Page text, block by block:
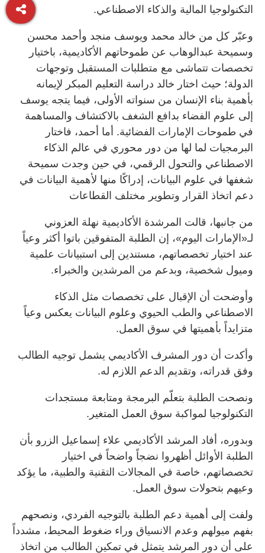
التكنولوجيا المالية والذكاء الاصطناعي.
وعبّر كل من خالد محمد ويوسف منجد وأحمد محسن
وسميحة عبدالوهاب عن طموحاتهم الأكاديمية، باختيار
تخصصات تتماشى مع متطلبات المستقبل وتوجهات
الدولة؛ حيث اختار خالد دراسة التعليم المبكر لإيمانه
بأهمية بناء الإنسان من سنواته الأولى، فيما يتجه يوسف
إلى علوم الفضاء بدافع الشغف بالاكتشاف والمساهمة
في طموحات الإمارات الفضائية. أما أحمد، فاختار
البرمجيات لما لها من دور محوري في عالم الذكاء
الاصطناعي والتحول الرقمي، في حين وجدت سميحة
شغفها في علوم البيانات، إدراكًا منها لأهمية البيانات في
دعم اتخاذ القرار وتطوير مختلف القطاعات
من جانبها، قالت المرشدة الأكاديمية نهلة العزوني
لـ«الإمارات اليوم»، إن الطلبة المتفوقين باتوا أكثر وعياً
عند اختيار تخصصاتهم، مستندين إلى استبيانات علمية
وميول شخصية، وبدعم من المرشدين والخبراء.
وأوضحت أن الإقبال على تخصصات مثل الذكاء
الاصطناعي والطب الحيوي وعلوم البيانات يعكس وعياً
متزايداً بأهميتها في سوق العمل.
وأكدت أن دور المشرف الأكاديمي يشمل توجيه الطالب
وفق قدراته، وتقديم الدعم اللازم له.
ونصحت الطلبة بتعلّم البرمجة ومتابعة مستجدات
التكنولوجيا لمواكبة سوق العمل المتغير.
وبدوره، أفاد المرشد الأكاديمي علاء إسماعيل الزرو بأن
الطلبة الأوائل أظهروا نضجاً واضحاً في اختيار
تخصصاتهم، خاصة في المجالات التقنية والطبية، ما يؤكد
وعيهم بتحولات سوق العمل.
ولفت إلى أهمية دعم الطلبة بالتوجيه الفردي، ونصحهم
بفهم ميولهم وعدم الانسياق وراء ضغوط المحيط، مشدداً
على أن دور المرشد يتمثل في تمكين الطالب من اتخاذ